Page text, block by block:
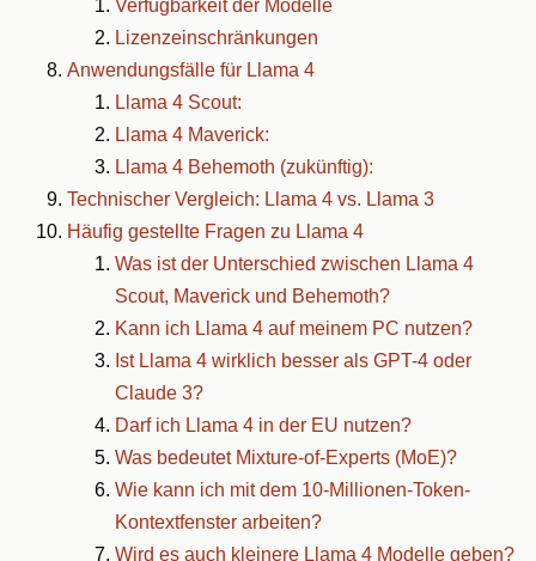
Verfügbarkeit der Modelle
Lizenzeinschränkungen
Anwendungsfälle für Llama 4
Llama 4 Scout:
Llama 4 Maverick:
Llama 4 Behemoth (zukünftig):
Technischer Vergleich: Llama 4 vs. Llama 3
Häufig gestellte Fragen zu Llama 4
Was ist der Unterschied zwischen Llama 4
Scout, Maverick und Behemoth?
Kann ich Llama 4 auf meinem PC nutzen?
Ist Llama 4 wirklich besser als GPT-4 oder
Claude 3?
Darf ich Llama 4 in der EU nutzen?
Was bedeutet Mixture-of-Experts (MoE)?
Wie kann ich mit dem 10-Millionen-Token-
Kontextfenster arbeiten?
Wird es auch kleinere Llama 4 Modelle geben?